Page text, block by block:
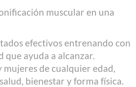
muscular en una
efectivos entrenando con
que ayuda a alcanzar.
de cualquier edad,
bienestar y forma física.